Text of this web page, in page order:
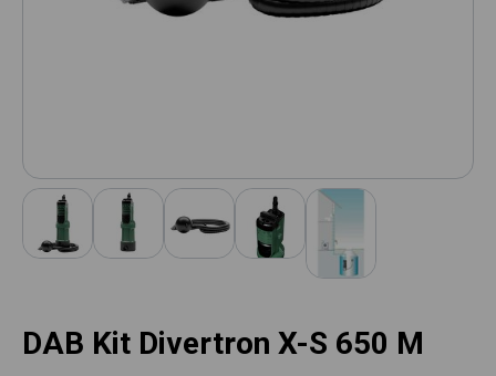
DAB Kit Divertron X-S 650 M